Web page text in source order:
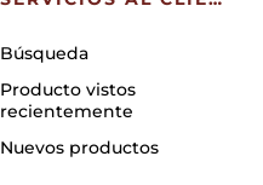
Búsqueda
Producto vistos
recientemente
Nuevos productos